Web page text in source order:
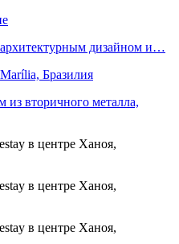
дизайном и…
Бразилия
вторичного металла,